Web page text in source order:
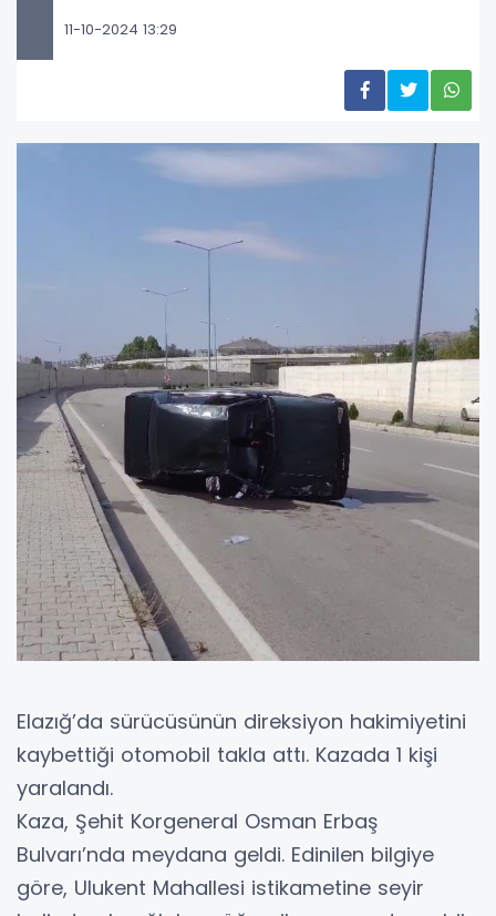
11-10-2024 13:29
Elazığ’da sürücüsünün direksiyon hakimiyetini
kaybettiği otomobil takla attı. Kazada 1 kişi
yaralandı.
Kaza, Şehit Korgeneral Osman Erbaş
Bulvarı’nda meydana geldi. Edinilen bilgiye
göre, Ulukent Mahallesi istikametine seyir